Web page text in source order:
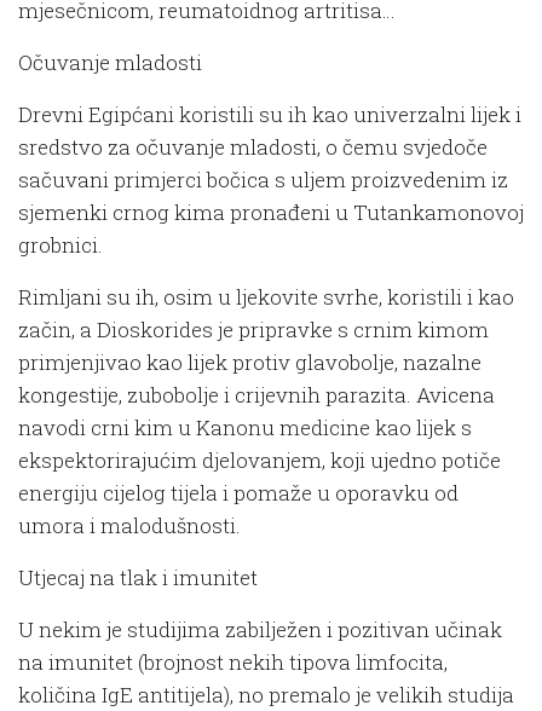
mjesečnicom, reumatoidnog artritisa…
Očuvanje mladosti
Drevni Egipćani koristili su ih kao univerzalni lijek i
sredstvo za očuvanje mladosti, o čemu svjedoče
sačuvani primjerci bočica s uljem proizvedenim iz
sjemenki crnog kima pronađeni u Tutankamonovoj
grobnici.
Rimljani su ih, osim u ljekovite svrhe, koristili i kao
začin, a Dioskorides je pripravke s crnim kimom
primjenjivao kao lijek protiv glavobolje, nazalne
kongestije, zubobolje i crijevnih parazita. Avicena
navodi crni kim u Kanonu medicine kao lijek s
ekspektorirajućim djelovanjem, koji ujedno potiče
energiju cijelog tijela i pomaže u oporavku od
umora i malodušnosti.
Utjecaj na tlak i imunitet
U nekim je studijima zabilježen i pozitivan učinak
na imunitet (brojnost nekih tipova limfocita,
količina IgE antitijela), no premalo je velikih studija